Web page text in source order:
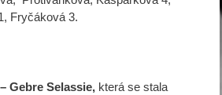
Fryčáková 3.
Gebre Selassie, která se stala